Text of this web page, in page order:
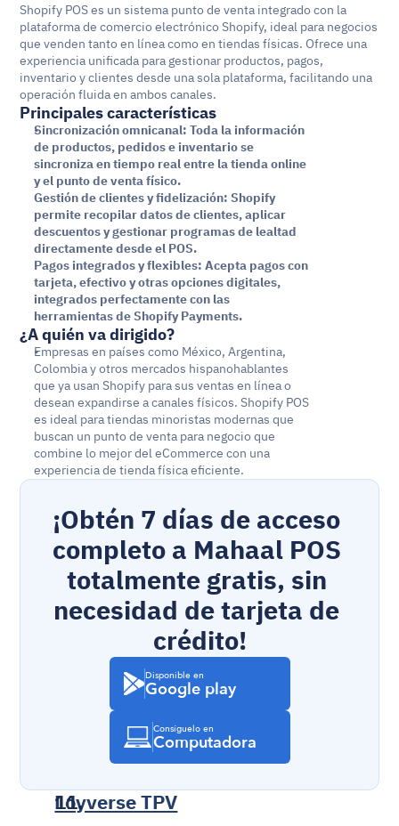
Shopify POS es un sistema punto de venta integrado con la
plataforma de comercio electrónico Shopify, ideal para negocios
que venden tanto en línea como en tiendas físicas. Ofrece una
experiencia unificada para gestionar productos, pagos,
inventario y clientes desde una sola plataforma, facilitando una
operación fluida en ambos canales.
Principales características
Sincronización omnicanal: Toda la información
de productos, pedidos e inventario se
sincroniza en tiempo real entre la tienda online
y el punto de venta físico.
Gestión de clientes y fidelización: Shopify
permite recopilar datos de clientes, aplicar
descuentos y gestionar programas de lealtad
directamente desde el POS.
Pagos integrados y flexibles: Acepta pagos con
tarjeta, efectivo y otras opciones digitales,
integrados perfectamente con las
herramientas de Shopify Payments.
¿A quién va dirigido?
Empresas en países como México, Argentina,
Colombia y otros mercados hispanohablantes
que ya usan Shopify para sus ventas en línea o
desean expandirse a canales físicos. Shopify POS
es ideal para tiendas minoristas modernas que
buscan un punto de venta para negocio que
combine lo mejor del eCommerce con una
experiencia de tienda física eficiente.
¡Obtén 7 días de acceso
completo a Mahaal POS
totalmente gratis, sin
necesidad de tarjeta de
crédito!
Disponible en
Google play
Consíguelo en
Computadora
Loyverse TPV